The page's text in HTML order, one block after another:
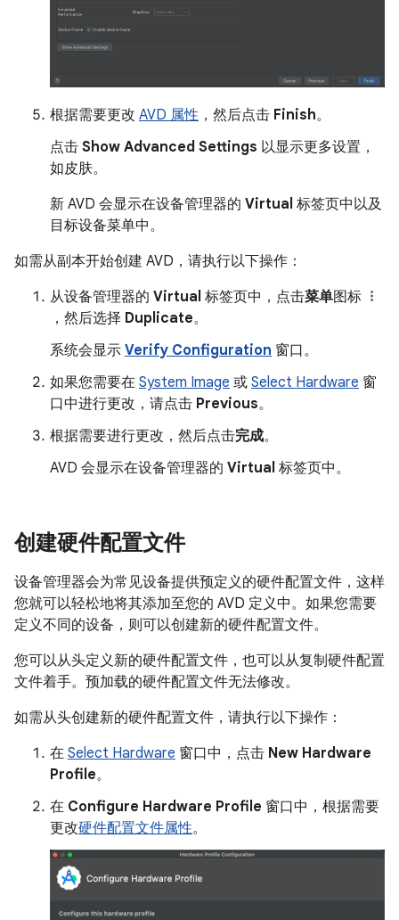
根据需要更改 AVD 属性 ，然后点击 Finish。
点击 Show Advanced Settings 以显示更多设置，
如皮肤。
新 AVD 会显示在设备管理器的 Virtual 标签页中以及
目标设备菜单中。
如需从副本开始创建 AVD，请执行以下操作：
从设备管理器的 Virtual 标签页中，点击菜单图标
，然后选择 Duplicate。
系统会显示 Verify Configuration 窗口。
如果您需要在 System Image 或 Select Hardware 窗
口中进行更改，请点击 Previous。
根据需要进行更改，然后点击完成。
AVD 会显示在设备管理器的 Virtual 标签页中。
创建硬件配置文件
设备管理器会为常见设备提供预定义的硬件配置文件，这样
您就可以轻松地将其添加至您的 AVD 定义中。如果您需要
定义不同的设备，则可以创建新的硬件配置文件。
您可以从头定义新的硬件配置文件，也可以从复制硬件配置
文件着手。预加载的硬件配置文件无法修改。
如需从头创建新的硬件配置文件，请执行以下操作：
在 Select Hardware 窗口中，点击 New Hardware
Profile。
在 Configure Hardware Profile 窗口中，根据需要
更改硬件配置文件属性。